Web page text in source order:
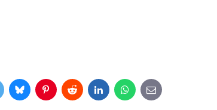
BlueskyPinterestRedditLinkedInWhatsApp
E-
mail